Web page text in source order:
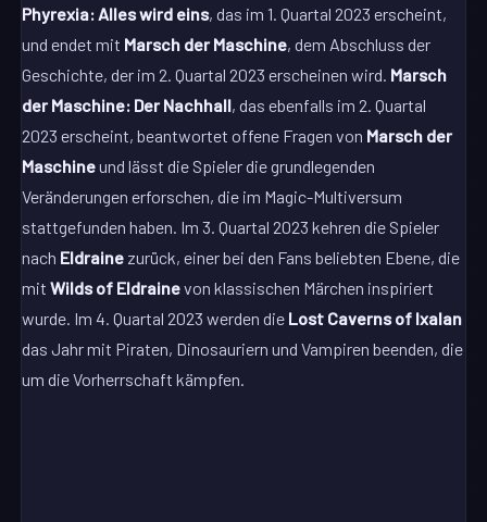
Phyrexia: Alles wird eins, das im 1. Quartal 2023 erscheint,
und endet mit Marsch der Maschine, dem Abschluss der
Geschichte, der im 2. Quartal 2023 erscheinen wird. Marsch
der Maschine: Der Nachhall, das ebenfalls im 2. Quartal
2023 erscheint, beantwortet offene Fragen von Marsch der
Maschineund lässt die Spieler die grundlegenden
Veränderungen erforschen, die im Magic-Multiversum
stattgefunden haben. Im 3. Quartal 2023 kehren die Spieler
nach Eldraine zurück, einer bei den Fans beliebten Ebene, die
mitWilds of Eldrainevon klassischen Märchen inspiriert
wurde. Im 4. Quartal 2023 werden die Lost Caverns of Ixalan
das Jahr mit Piraten, Dinosauriern und Vampiren beenden, die
um die Vorherrschaft kämpfen.